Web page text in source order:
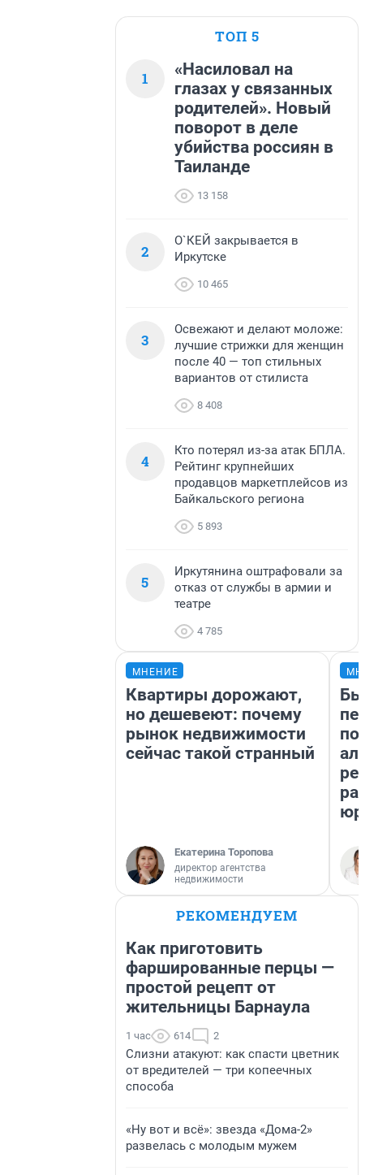
ТОП 5
1
«Насиловал на
глазах у связанных
родителей». Новый
поворот в деле
убийства россиян в
Таиланде
13 158
2
О`КЕЙ закрывается в
Иркутске
10 465
3
Освежают и делают моложе:
лучшие стрижки для женщин
после 40 — топ стильных
вариантов от стилиста
8 408
4
Кто потерял из-за атак БПЛА.
Рейтинг крупнейших
продавцов маркетплейсов из
Байкальского региона
5 893
5
Иркутянина оштрафовали за
отказ от службы в армии и
театре
4 785
МНЕНИЕ
Квартиры дорожают,
но дешевеют: почему
рынок недвижимости
сейчас такой странный
Екатерина Торопова
директор агентства
недвижимости
Был
РЕКОМЕНДУЕМ
Как приготовить
фаршированные перцы —
простой рецепт от
жительницы Барнаула
1 час 614 2
Слизни атакуют: как спасти цветник
от вредителей — три копеечных
способа
«Ну вот и всё»: звезда «Дома-2»
развелась с молодым мужем